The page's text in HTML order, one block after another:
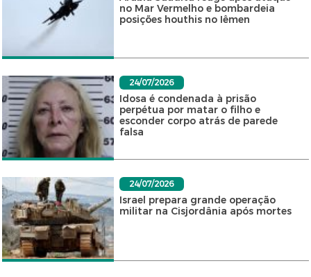
no Mar Vermelho e bombardeia
posições houthis no Iêmen
24/07/2026
Idosa é condenada à prisão
perpétua por matar o filho e
esconder corpo atrás de parede
falsa
24/07/2026
Israel prepara grande operação
militar na Cisjordânia após mortes